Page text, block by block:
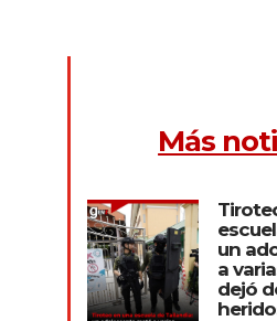
Más
un
a
dejó